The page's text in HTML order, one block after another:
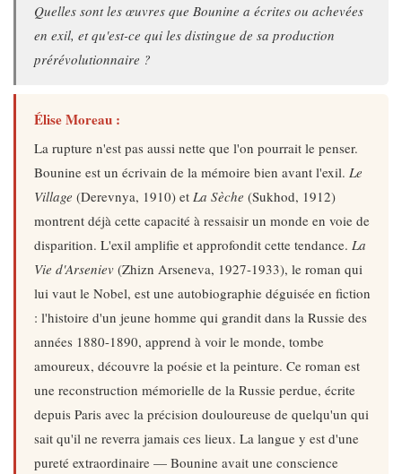
Quelles sont les œuvres que Bounine a écrites ou achevées
en exil, et qu'est-ce qui les distingue de sa production
prérévolutionnaire ?
Élise Moreau :
La rupture n'est pas aussi nette que l'on pourrait le penser.
Bounine est un écrivain de la mémoire bien avant l'exil. Le
Village (Derevnya, 1910) et La Sèche (Sukhod, 1912)
montrent déjà cette capacité à ressaisir un monde en voie de
disparition. L'exil amplifie et approfondit cette tendance. La
Vie d'Arseniev (Zhizn Arseneva, 1927-1933), le roman qui
lui vaut le Nobel, est une autobiographie déguisée en fiction
: l'histoire d'un jeune homme qui grandit dans la Russie des
années 1880-1890, apprend à voir le monde, tombe
amoureux, découvre la poésie et la peinture. Ce roman est
une reconstruction mémorielle de la Russie perdue, écrite
depuis Paris avec la précision douloureuse de quelqu'un qui
sait qu'il ne reverra jamais ces lieux. La langue y est d'une
pureté extraordinaire — Bounine avait une conscience